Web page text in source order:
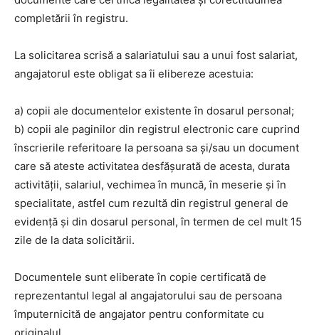
completării în registru.
La solicitarea scrisă a salariatului sau a unui fost salariat,
angajatorul este obligat sa îi elibereze acestuia:
a) copii ale documentelor existente în dosarul personal;
b) copii ale paginilor din registrul electronic care cuprind
înscrierile referitoare la persoana sa și/sau un document
care să ateste activitatea desfășurată de acesta, durata
activității, salariul, vechimea în muncă, în meserie și în
specialitate, astfel cum rezultă din registrul general de
evidență și din dosarul personal, în termen de cel mult 15
zile de la data solicitării.
Documentele sunt eliberate în copie certificată de
reprezentantul legal al angajatorului sau de persoana
împuternicită de angajator pentru conformitate cu
originalul.